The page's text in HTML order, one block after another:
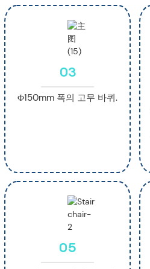
03
Φ150mm 폭의 고무 바퀴.
05